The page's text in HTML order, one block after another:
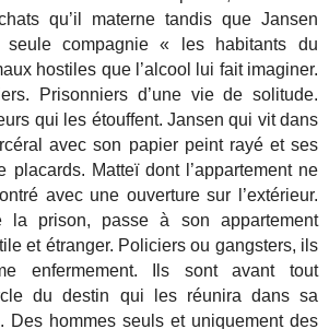
qu’il materne tandis que Jansen
seule compagnie « les habitants du
hostiles que l’alcool lui fait imaginer.
Prisonniers d’une vie de solitude.
qui les étouffent. Jansen qui vit dans
avec son papier peint rayé et ses
placards. Matteï dont l’appartement ne
avec une ouverture sur l’extérieur.
la prison, passe à son appartement
et étranger. Policiers ou gangsters, ils
enfermement. Ils sont avant tout
du destin qui les réunira dans sa
Des hommes seuls et uniquement des